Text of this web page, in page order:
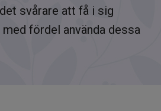
svårare att få i sig
fördel använda dessa